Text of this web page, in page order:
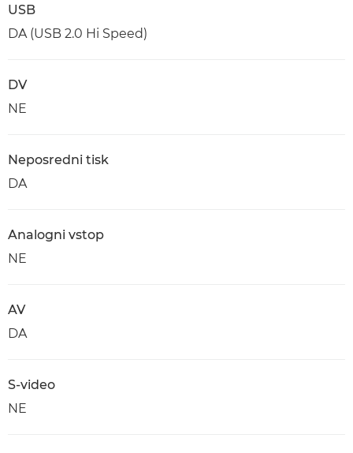
USB
DA (USB 2.0 Hi Speed)
DV
NE
Neposredni tisk
DA
Analogni vstop
NE
AV
DA
S-video
NE